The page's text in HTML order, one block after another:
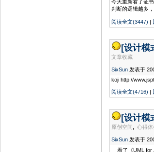
今天重新看了证
判断的逻辑越多
阅读全文(3447) |
[设计模
文章收藏
SixSun发表于
koji http://
阅读全文(4716) |
[设计模
原创空间 心得体
SixSun发表于
看了《UML for